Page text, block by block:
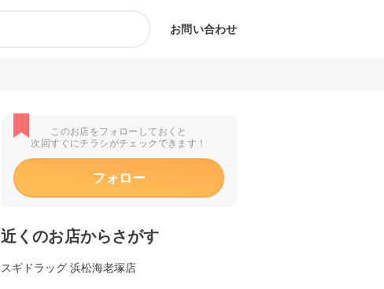
お問い合わせ
このお店をフォローしておくと
次回すぐにチラシがチェックできます！
フォロー
近くのお店からさがす
スギドラッグ 浜松海老塚店